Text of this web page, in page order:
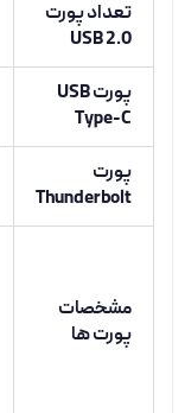
تعداد پورت
USB 2.0
پورت USB
Type-C
پورت
Thunderbolt
مشخصات
پورت ها